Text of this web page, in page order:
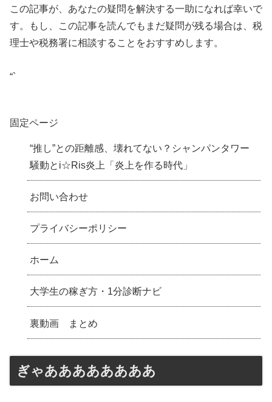
この記事が、あなたの疑問を解決する一助になれば幸いで
す。もし、この記事を読んでもまだ疑問が残る場合は、税
理士や税務署に相談することをおすすめします。
“`
固定ページ
“推し”との距離感、壊れてない？シャンパンタワー
騒動とi☆Ris炎上「炎上を作る時代」
お問い合わせ
プライバシーポリシー
ホーム
大学生の稼ぎ方・1分診断ナビ
裏動画 まとめ
ぎゃああああああああ